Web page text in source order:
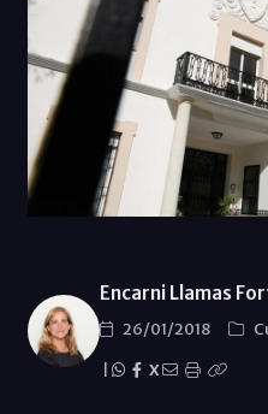
Encarni Llamas
26/01/2018
X